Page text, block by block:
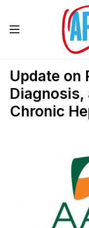
Update on
Diagnosis,
Chronic